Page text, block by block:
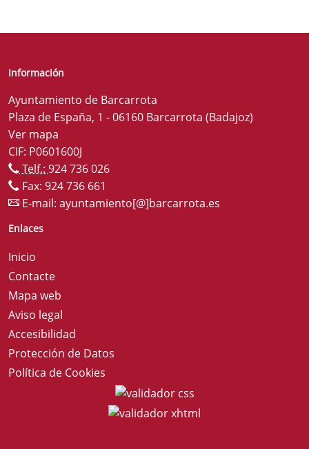
Información
Ayuntamiento de Barcarrota
Plaza de España, 1 - 06160 Barcarrota (Badajoz)
Ver mapa
CIF: P0601600J
Telf.: 924 736 026
Fax: 924 736 661
E-mail: ayuntamiento[@]barcarrota.es
Enlaces
Inicio
Contacte
Mapa web
Aviso legal
Accesibilidad
Protección de Datos
Política de Cookies